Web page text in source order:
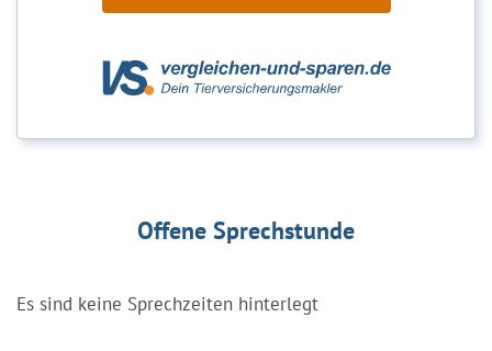
Offene Sprechstunde
Es sind keine Sprechzeiten hinterlegt